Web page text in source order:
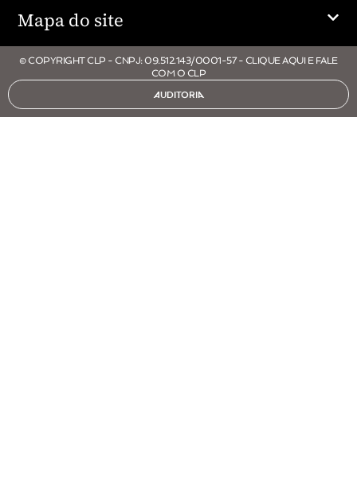
Mapa do site
© COPYRIGHT CLP - CNPJ: 09.512.143/0001-57 - CLIQUE AQUI E FALE
COM O CLP
AUDITORIA